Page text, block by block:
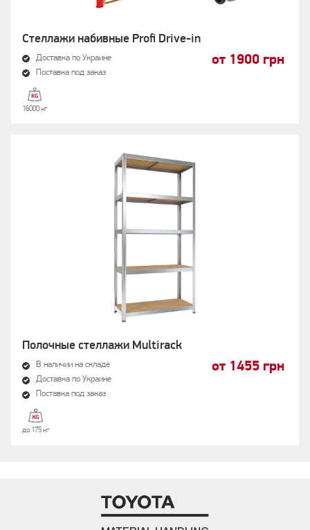
Стеллажи набивные Profi Drive-in
Доставка по Украине
Поставка под заказ
от 1900 грн
16000 кг
Полочные стеллажи Multirack
В наличии на складе
Доставка по Украине
Поставка под заказ
от 1455 грн
до 175 кг